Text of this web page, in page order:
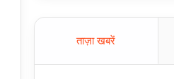
e
ताज़ा खबरें